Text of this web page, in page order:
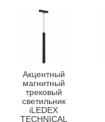
Акцентный
магнитный
трековый
светильник
iLEDEX
TECHNICAL